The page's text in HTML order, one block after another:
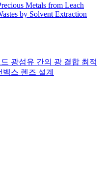
Metals from Leach
by Solvent Extraction
광섬유 간의 광 결합 최적
스 렌즈 설계